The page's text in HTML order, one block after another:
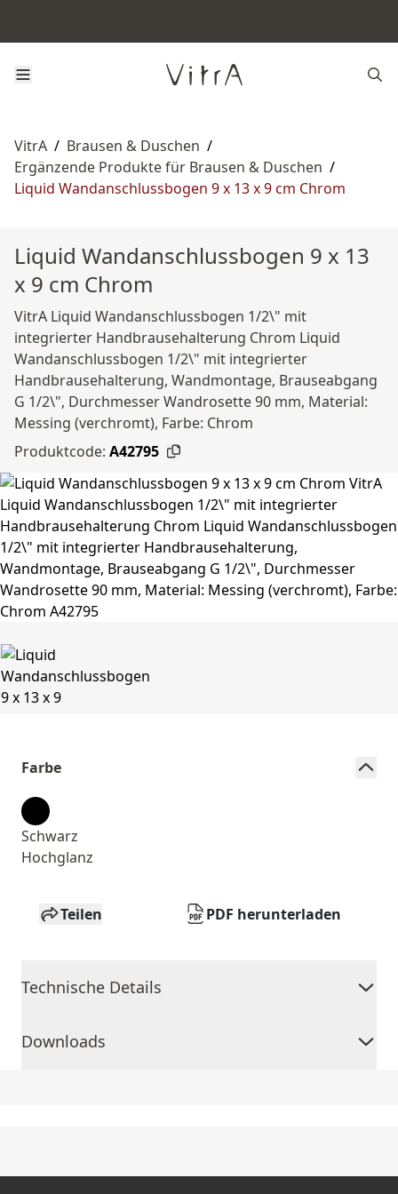
VitrA / Brausen & Duschen /
Ergänzende Produkte für Brausen & Duschen /
Liquid Wandanschlussbogen 9 x 13 x 9 cm Chrom
Liquid Wandanschlussbogen 9 x 13
x 9 cm Chrom
VitrA Liquid Wandanschlussbogen 1/2\" mit
integrierter Handbrausehalterung Chrom Liquid
Wandanschlussbogen 1/2\" mit integrierter
Handbrausehalterung, Wandmontage, Brauseabgang
G 1/2\", Durchmesser Wandrosette 90 mm, Material:
Messing (verchromt), Farbe: Chrom
Produktcode: A42795
Farbe
Schwarz
Hochglanz
Teilen PDF herunterladen
Technische Details
Downloads